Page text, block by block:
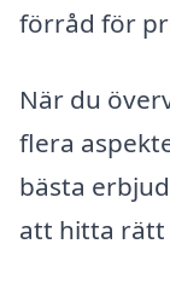
förråd för
När du
flera
bästa
att hitta rätt